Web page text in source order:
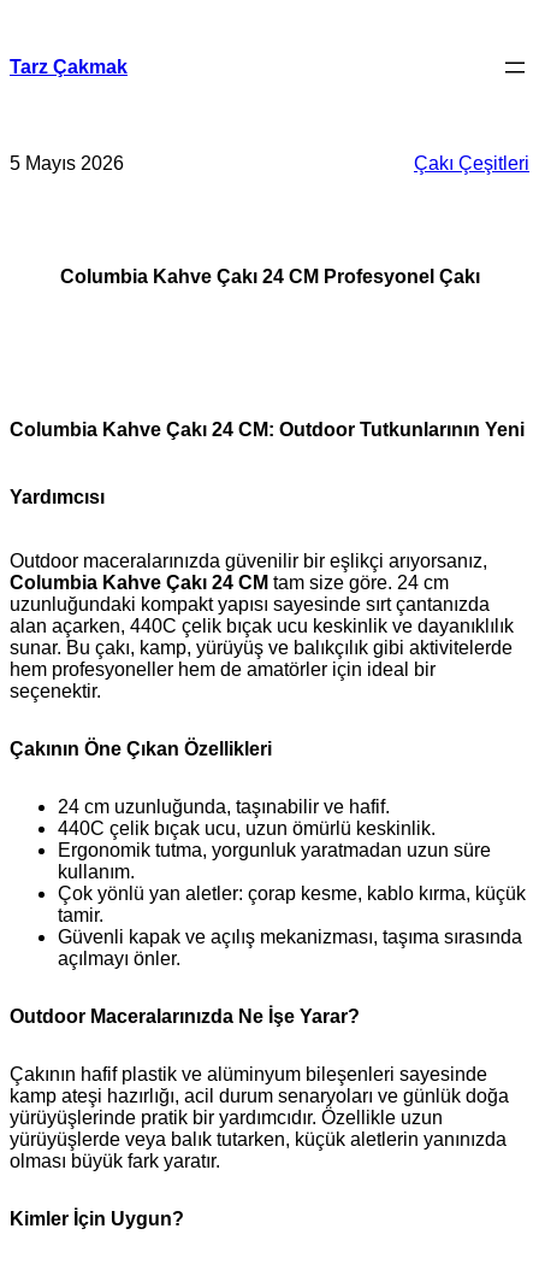
Tarz Çakmak
5 Mayıs 2026 Çakı Çeşitleri
Columbia Kahve Çakı 24 CM Profesyonel Çakı
Columbia Kahve Çakı 24 CM: Outdoor Tutkunlarının Yeni
Yardımcısı
Outdoor maceralarınızda güvenilir bir eşlikçi arıyorsanız,
Columbia Kahve Çakı 24 CM tam size göre. 24 cm
uzunluğundaki kompakt yapısı sayesinde sırt çantanızda
alan açarken, 440C çelik bıçak ucu keskinlik ve dayanıklılık
sunar. Bu çakı, kamp, yürüyüş ve balıkçılık gibi aktivitelerde
hem profesyoneller hem de amatörler için ideal bir
seçenektir.
Çakının Öne Çıkan Özellikleri
24 cm uzunluğunda, taşınabilir ve hafif.
440C çelik bıçak ucu, uzun ömürlü keskinlik.
Ergonomik tutma, yorgunluk yaratmadan uzun süre
kullanım.
Çok yönlü yan aletler: çorap kesme, kablo kırma, küçük
tamir.
Güvenli kapak ve açılış mekanizması, taşıma sırasında
açılmayı önler.
Outdoor Maceralarınızda Ne İşe Yarar?
Çakının hafif plastik ve alüminyum bileşenleri sayesinde
kamp ateşi hazırlığı, acil durum senaryoları ve günlük doğa
yürüyüşlerinde pratik bir yardımcıdır. Özellikle uzun
yürüyüşlerde veya balık tutarken, küçük aletlerin yanınızda
olması büyük fark yaratır.
Kimler İçin Uygun?